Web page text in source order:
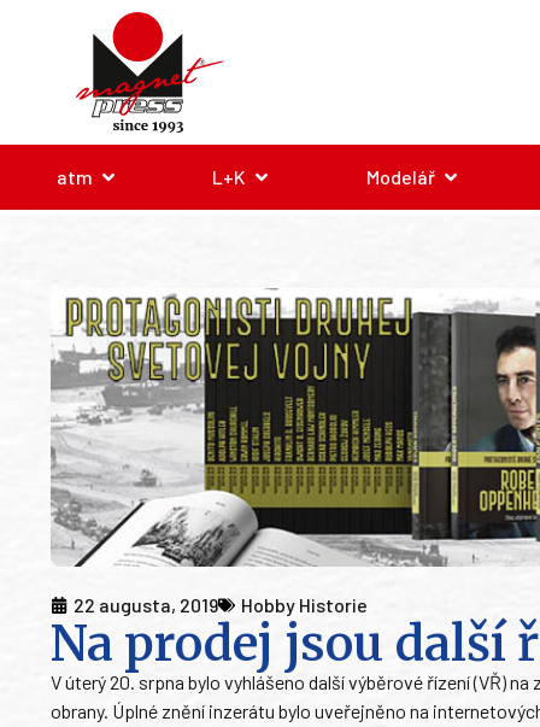
atm L+K Modelář
22 augusta, 2019 Hobby Historie
Na prodej jsou další
V úterý 20. srpna bylo vyhlášeno další výběrové řízení (VŘ)
obrany. Úplné znění inzerátu bylo uveřejněno na